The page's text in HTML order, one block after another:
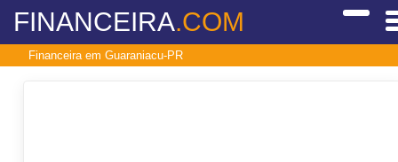
FINANCEIRA.COM
Financeira em Guaraniacu-PR